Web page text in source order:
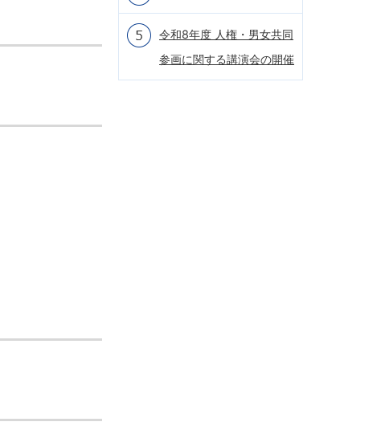
令和8年度 人権・男女共同
参画に関する講演会の開催